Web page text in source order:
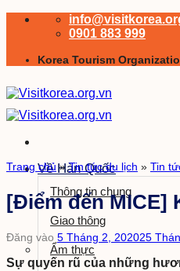
dung
0901 883 999
Korea Tourism
Về Hàn Quốc
Thông tin chung
Giao thông
Ẩm thực
Trang chủ»Tin tức du lịch » Tin
[Điểm đến MICE]
Đăng vào 5 Tháng 2, 202025
Sự quyến rũ của những